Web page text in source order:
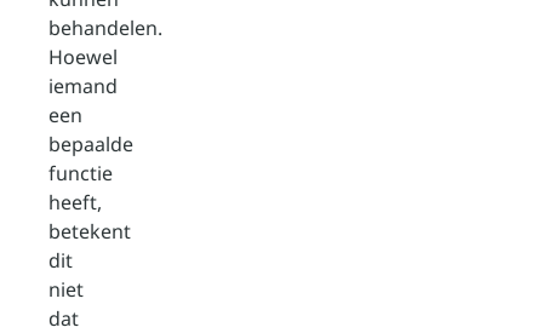
behandelen.
Hoewel
iemand
een
bepaalde
functie
heeft,
betekent
dit
niet
dat